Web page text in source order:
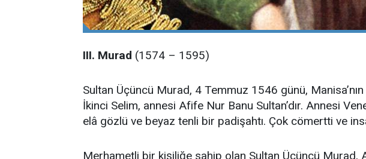
III. Murad (1574 – 1595)
Sultan Üçüncü Murad, 4 Temmuz 1546 günü,
İkinci Selim, annesi Afife Nur Banu Sultan’dır. Annesi
elâ gözlü ve beyaz tenli bir padişahtı. Çok cömertti ve
Merhametli bir kişiliğe sahip olan Sultan Üçüncü Murad,